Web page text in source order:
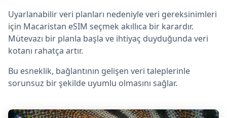
Uyarlanabilir veri planları nedeniyle veri gereksinimleri
için Macaristan eSIM seçmek akıllıca bir karardır.
Mütevazı bir planla başla ve ihtiyaç duyduğunda veri
kotanı rahatça artır.
Bu esneklik, bağlantının gelişen veri taleplerinle
sorunsuz bir şekilde uyumlu olmasını sağlar.